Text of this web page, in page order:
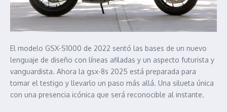
El modelo GSX-S1000 de 2022 sentó las bases de un nuevo
lenguaje de diseño con líneas afiladas y un aspecto futurista y
vanguardista. Ahora la gsx-8s 2025 está preparada para
tomar el testigo y llevarlo un paso más allá. Una silueta única
con una presencia icónica que será reconocible al instante.